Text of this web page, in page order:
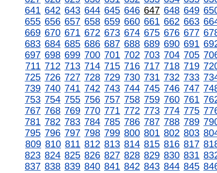
641 642 643 644 645 646 647 648 649
655 656 657 658 659 660 661 662 663
669 670 671 672 673 674 675 676 677
683 684 685 686 687 688 689 690 691
697 698 699 700 701 702 703 704 705
711 712 713 714 715 716 717 718 719
725 726 727 728 729 730 731 732 733
739 740 741 742 743 744 745 746 747
753 754 755 756 757 758 759 760 761
767 768 769 770 771 772 773 774 775
781 782 783 784 785 786 787 788 789
795 796 797 798 799 800 801 802 803
809 810 811 812 813 814 815 816 817
823 824 825 826 827 828 829 830 831
837 838 839 840 841 842 843 844 845